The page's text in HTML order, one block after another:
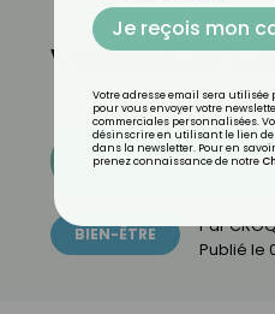
Vrai-Faux
Découvrez les 11
BIEN-ÊTRE Par
Publié le
Je reçois mon
Votre adresse email sera utilisée
pour vous envoyer votre
commerciales personnalisées.
désinscrire en utilisant le lien
dans la newsletter. Pour en
prenez connaissance de notre